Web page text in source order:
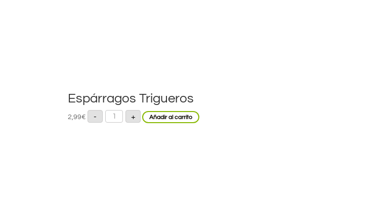
Espárragos Trigueros
2,99€ -
Espárragos
Trigueros
+ Añadir al carrito